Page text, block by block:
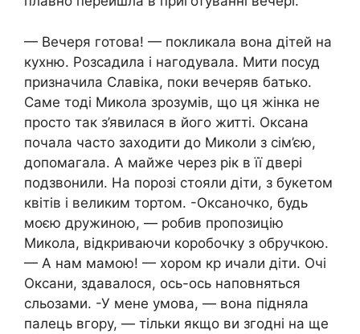
— Вечеря готова! — покликала вона дітей на
кухню. Розсадила і нагодувала. Мити посуд
призначила Славіка, поки вечеряв батько.
Саме тоді Микола зрозумів, що ця жінка не
просто так з’явилася в його житті. Оксана
почала часто заходити до Миколи з сім’єю,
допомагала. А майже через рік в її двері
подзвонили. На порозі стояли діти, з букетом
квітів і великим тортом. -Оксаночко, будь
моєю дружиною, — робив пропозицію
Микола, відкриваючи коробочку з обручкою.
— А нам мамою! — хором кр ичали діти. Очі
Оксани, здавалося, ось-ось наповняться
сльозами. -У мене умова, — вона підняла
палець вгору, — тільки якщо ви згодні на ще